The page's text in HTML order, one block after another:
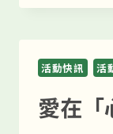
活動快訊 活
愛在「